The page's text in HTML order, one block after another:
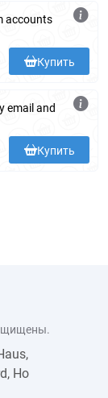
accounts
Купить
email and
Купить
Ho